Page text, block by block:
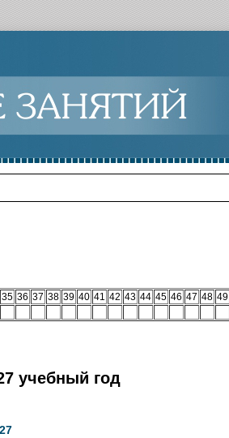
35 36 37 38 39 40 41 42 43 44 45 46 47 48 49
учебный год